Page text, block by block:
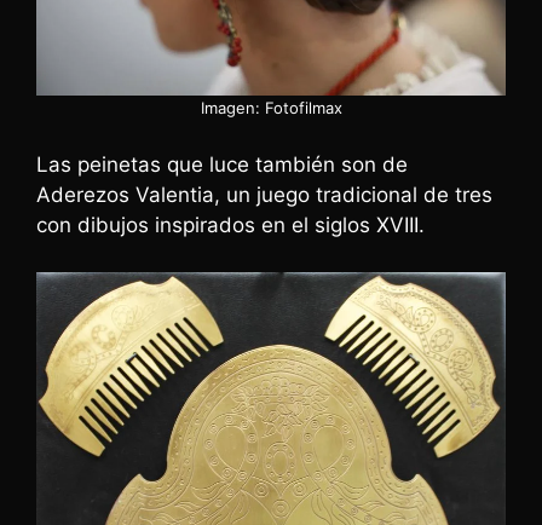
Imagen: Fotofilmax
Las peinetas que luce también son de
Aderezos Valentia, un juego tradicional de tres
con dibujos inspirados en el siglos XVIII.